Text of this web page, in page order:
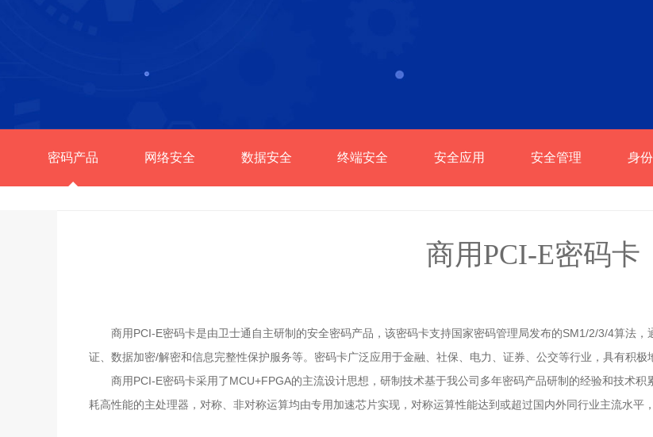
密码产品 网络安全 数据安全 终端安全 安全应用 安全管理 身
商用PCI-E密码卡
商用PCI-E密码卡是由卫士通自主研制的安全密码产品，该密码卡支持国家密码管理局发布的SM1/2/3/4算法
证、数据加密/解密和信息完整性保护服务等。密码卡广泛应用于金融、社保、电力、证券、公交等行业，具有积极
商用PCI-E密码卡采用了MCU+FPGA的主流设计思想，研制技术基于我公司多年密码产品研制的经验和技术
耗高性能的主处理器，对称、非对称运算均由专用加速芯片实现，对称运算性能达到或超过国内外同行业主流水平